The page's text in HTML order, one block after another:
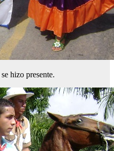
hizo presente.